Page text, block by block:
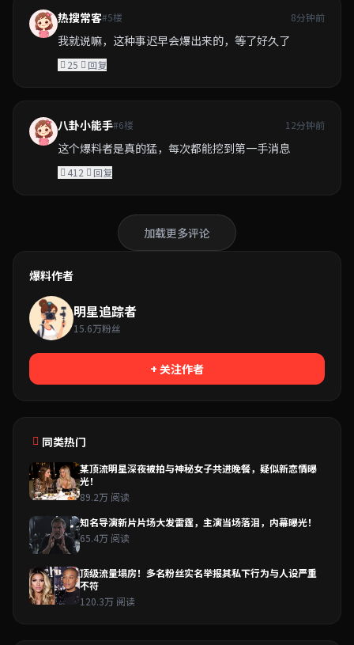
热搜常客#5楼 8分钟前
我就说嘛，这种事迟早会爆出来的，等了好久了
25 回复
八卦小能手#6楼 12分钟前
这个爆料者是真的猛，每次都能挖到第一手消息
412 回复
加载更多评论
爆料作者
明星追踪者
15.6万粉丝
+ 关注作者
同类热门
某顶流明星深夜被拍与神秘女子共进晚餐，疑似新恋情曝
光！
89.2万 阅读
知名导演新片片场大发雷霆，主演当场落泪，内幕曝光！
65.4万 阅读
顶级流量塌房！多名粉丝实名举报其私下行为与人设严重
不符
120.3万 阅读